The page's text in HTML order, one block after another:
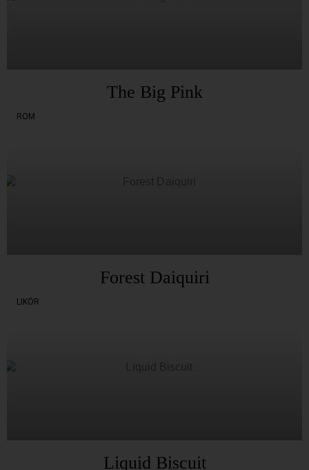
The Big Pink
ROM
Forest Daiquiri
LIKÖR
Liquid Biscuit